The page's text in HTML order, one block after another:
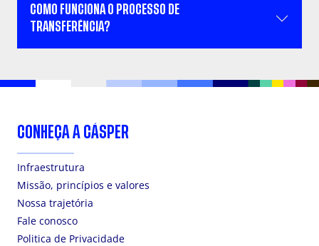
COMO FUNCIONA O PROCESSO DE
TRANSFERÊNCIA?
CONHEÇA A CÁSPER
Infraestrutura
Missão, princípios e valores
Nossa trajetória
Fale conosco
Politica de Privacidade